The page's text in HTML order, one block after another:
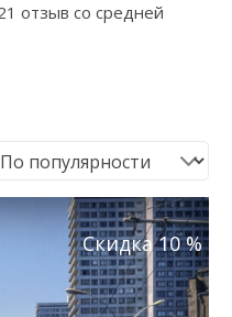
отзыв со средней
Скидка 10 %